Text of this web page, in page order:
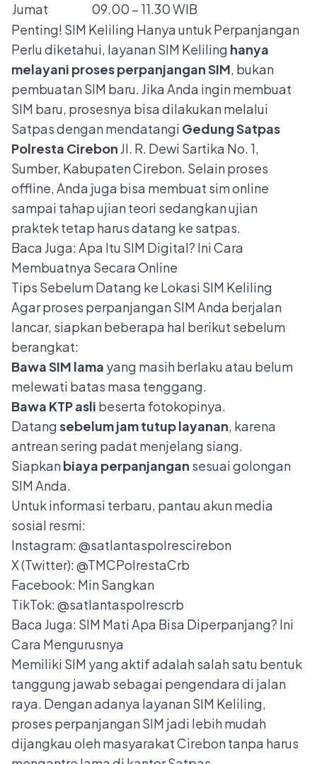
Jumat
09.00 – 11.30 WIB
Penting! SIM Keliling Hanya untuk Perpanjangan
Perlu diketahui, layanan SIM Keliling hanya
melayani proses perpanjangan SIM, bukan
pembuatan SIM baru. Jika Anda ingin membuat
SIM baru, prosesnya bisa dilakukan melalui
Satpas dengan mendatangi Gedung Satpas
Polresta CirebonJl. R. Dewi Sartika No. 1,
Sumber, Kabupaten Cirebon. Selain proses
offline, Anda juga bisa membuat sim online
sampai tahap ujian teori sedangkan ujian
praktek tetap harus datang ke satpas.
Baca Juga:Apa Itu SIM Digital? Ini Cara
Membuatnya Secara Online
Tips Sebelum Datang ke Lokasi SIM Keliling
Agar proses perpanjangan SIM Anda berjalan
lancar, siapkan beberapa hal berikut sebelum
berangkat:
Bawa SIM lama yang masih berlaku atau belum
melewati batas masa tenggang.
Bawa KTP asli beserta fotokopinya.
Datangsebelum jam tutup layanan, karena
antrean sering padat menjelang siang.
Siapkanbiaya perpanjangan sesuai golongan
SIM Anda.
Untuk informasi terbaru, pantau akun media
sosial resmi:
Instagram: @satlantaspolrescirebon
X (Twitter): @TMCPolrestaCrb
Facebook: Min Sangkan
TikTok: @satlantaspolrescrb
Baca Juga: SIM Mati Apa Bisa Diperpanjang? Ini
Cara Mengurusnya
Memiliki SIM yang aktif adalah salah satu bentuk
tanggung jawab sebagai pengendara di jalan
raya. Dengan adanya layanan SIM Keliling,
proses perpanjangan SIM jadi lebih mudah
dijangkau oleh masyarakat Cirebon tanpa harus